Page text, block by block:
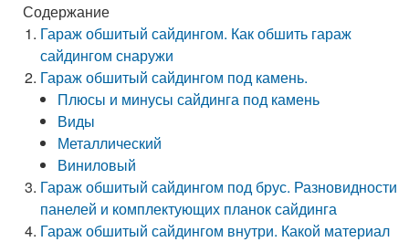
Содержание
Гараж обшитый сайдингом. Как обшить гараж
сайдингом снаружи
Гараж обшитый сайдингом под камень.
Плюсы и минусы сайдинга под камень
Виды
Металлический
Виниловый
Гараж обшитый сайдингом под брус. Разновидности
панелей и комплектующих планок сайдинга
Гараж обшитый сайдингом внутри. Какой материал